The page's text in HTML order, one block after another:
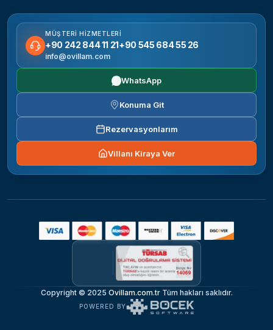
MÜŞTERI HIZMETLERI
+90 242 844 11 21+90 545 684 55 26
info@ovillam.com
WhatsApp
Konuma Git
Rezervasyonlarım
Villanı Kiraya Ver
Copyright © 2025 Ovillam.com.trTüm hakları saklıdır.
POWERED BY